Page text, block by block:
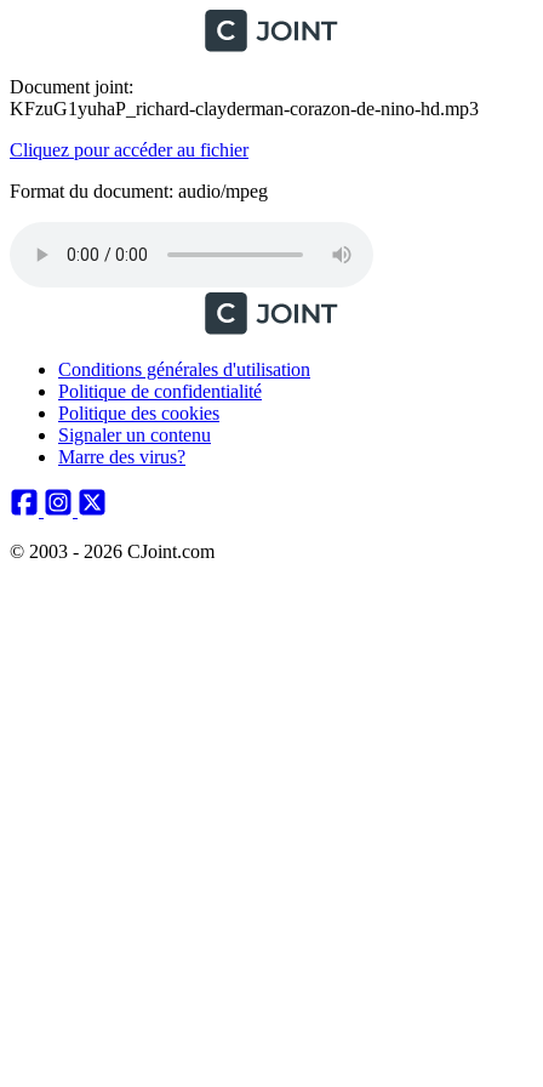
Document joint:
KFzuG1yuhaP_richard-clayderman-corazon-de-nino-hd.mp3
Cliquez pour accéder au fichier
Format du document: audio/mpeg
Conditions générales d'utilisation
Politique de confidentialité
Politique des cookies
Signaler un contenu
Marre des virus?
© 2003 - 2026 CJoint.com